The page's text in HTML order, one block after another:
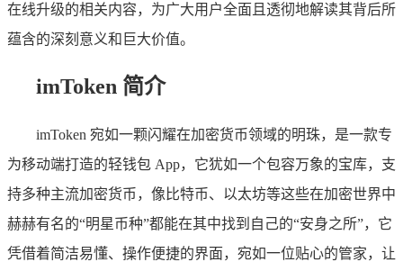
在线升级的相关内容，为广大用户全面且透彻地解读其背后所
蕴含的深刻意义和巨大价值。
imToken 简介
imToken 宛如一颗闪耀在加密货币领域的明珠，是一款专
为移动端打造的轻钱包 App，它犹如一个包容万象的宝库，支
持多种主流加密货币，像比特币、以太坊等这些在加密世界中
赫赫有名的“明星币种”都能在其中找到自己的“安身之所”，它
凭借着简洁易懂、操作便捷的界面，宛如一位贴心的管家，让